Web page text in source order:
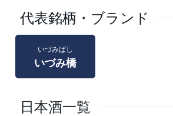
代表銘柄・ブランド
いづみばし
いづみ橋
日本酒一覧